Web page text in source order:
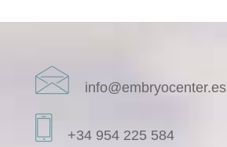
info@embryocenter.es
+34 954 225 584